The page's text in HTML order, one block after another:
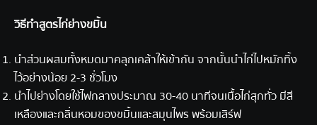
วิธีทำสูตรไก่ย่างขมิ้น
นำส่วนผสมทั้งหมดมาคลุกเคล้าให้เข้ากัน จากนั้นนำไก่ไปหมักทิ้ง
ไว้อย่างน้อย 2-3 ชั่วโมง
นำไปย่างโดยใช้ไฟกลางประมาณ 30-40 นาทีจนเนื้อไก่สุกทั่ว มีสี
เหลืองและกลิ่นหอมของขมิ้นและสมุนไพร พร้อมเสิร์ฟ